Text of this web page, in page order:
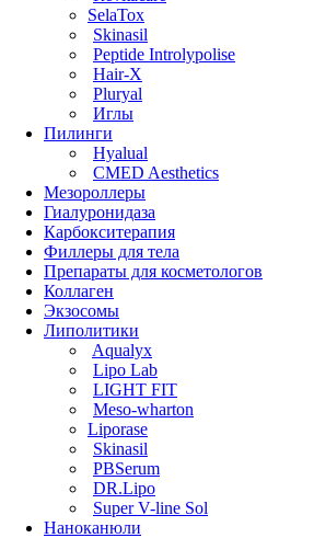
SelaTox
Skinasil
Peptide Introlypolise
Hair-X
Pluryal
Иглы
Пилинги
Hyalual
CMED Aesthetics
Мезороллеры
Гиалуронидаза
Карбокситерапия
Филлеры для тела
Препараты для косметологов
Коллаген
Экзосомы
Липолитики
Aqualyx
Lipo Lab
LIGHT FIT
Meso-wharton
Liporase
Skinasil
PBSerum
DR.Lipo
Super V-line Sol
Наноканюли